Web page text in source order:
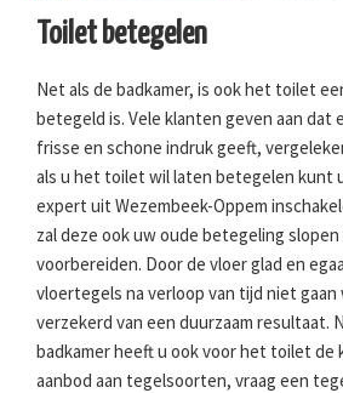
Toilet betegelen
Net als de badkamer, is ook het toilet
betegeld is. Vele klanten geven aan dat
frisse en schone indruk geeft,
als u het toilet wil laten betegelen kunt
expert uit Wezembeek-Oppem
zal deze ook uw oude betegeling
voorbereiden. Door de vloer glad en
vloertegels na verloop van tijd niet
verzekerd van een duurzaam resultaat.
badkamer heeft u ook voor het toilet de
aanbod aan tegelsoorten, vraag een